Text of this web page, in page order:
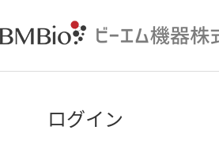
ログイン